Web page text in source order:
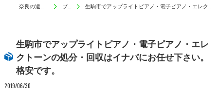
ブログ 生駒市でアップライトピアノ・電子ピアノ・エレクトーンの処分・回収はイナバにお任せ下さい。格安です。
生駒市でアップライトピアノ・電子ピアノ・エレ
クトーンの処分・回収はイナバにお任せ下さい。
格安です。
2019/06/30